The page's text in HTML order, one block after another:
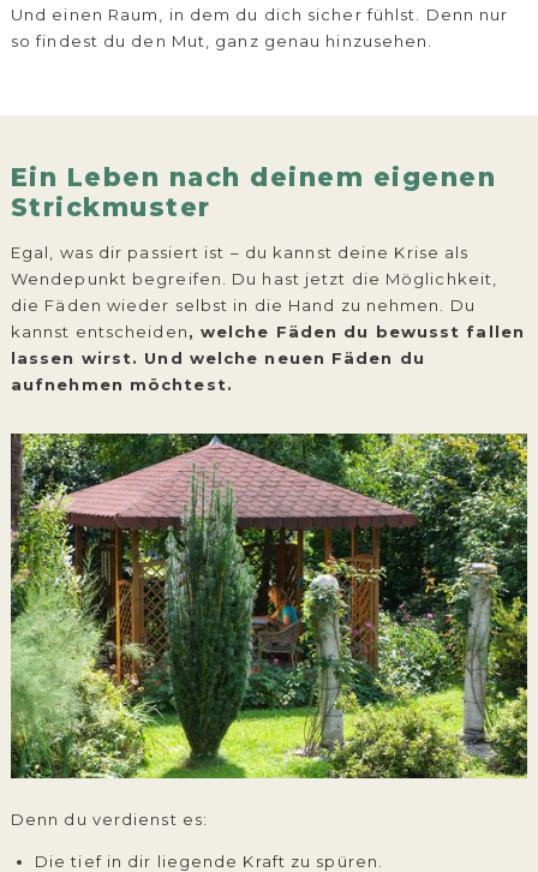
Und einen Raum, in dem du dich sicher fühlst. Denn nur
so findest du den Mut, ganz genau hinzusehen.
Ein Leben nach deinem eigenen
Strickmuster
Egal, was dir passiert ist – du kannst deine Krise als
Wendepunkt begreifen. Du hast jetzt die Möglichkeit,
die Fäden wieder selbst in die Hand zu nehmen. Du
kannst entscheiden, welche Fäden du bewusst fallen
lassen wirst. Und welche neuen Fäden du
aufnehmen möchtest.
Denn du verdienst es:
Die tief in dir liegende Kraft zu spüren.